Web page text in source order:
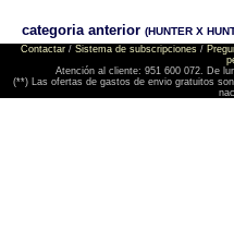
categoria anterior (HUNTER X
Contactar/ Sistema de subscripciones/
Atención al cliente: 951 600 072. De
(**) Las ofertas de gastos de envio gratuitos